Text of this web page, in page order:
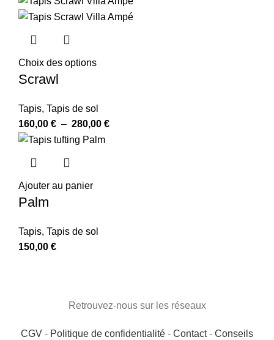
Choix des options
Scrawl
Tapis, Tapis de sol
160,00 € – 280,00 €
Ajouter au panier
Palm
Tapis, Tapis de sol
150,00 €
Retrouvez-nous sur les réseaux
CGV - Politique de confidentialité - Contact- Conseils